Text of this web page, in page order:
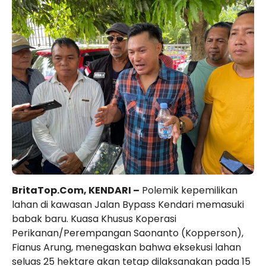
BritaTop.Com, KENDARI – Polemik kepemilikan
lahan di kawasan Jalan Bypass Kendari memasuki
babak baru. Kuasa Khusus Koperasi
Perikanan/Perempangan Saonanto (Kopperson),
Fianus Arung, menegaskan bahwa eksekusi lahan
seluas 25 hektare akan tetap dilaksanakan pada 15